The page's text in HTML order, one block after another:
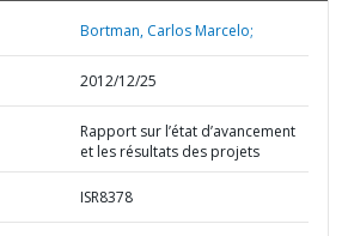
Bortman, Carlos Marcelo;
2012/12/25
Rapport sur l’état d’avancement
et les résultats des projets
ISR8378